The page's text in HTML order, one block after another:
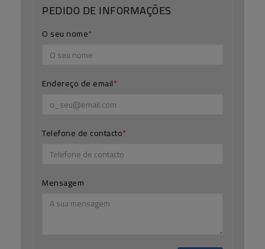
PEDIDO DE INFORMAÇÕES
O seu nome
Endereço de email
Telefone de contacto
Mensagem